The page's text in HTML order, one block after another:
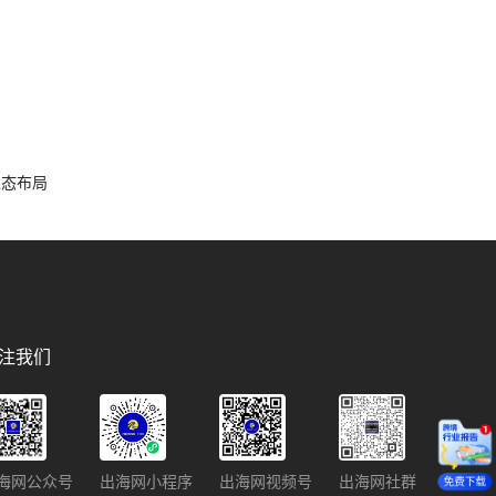
布局
免费下载
我们
网公众号 出海网小程序 出海网视频号 出海网社群